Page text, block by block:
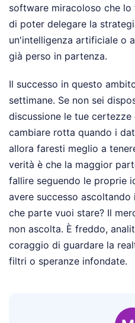
software miracoloso che
di poter delegare la
un'intelligenza artificiale o
già perso in partenza.
Il successo in questo
settimane. Se non sei
discussione le tue
cambiare rotta quando i
allora faresti meglio a
verità è che la maggior
fallire seguendo le proprie
avere successo
che parte vuoi stare? Il
non ascolta. È freddo,
coraggio di guardare la
filtri o speranze infondate.